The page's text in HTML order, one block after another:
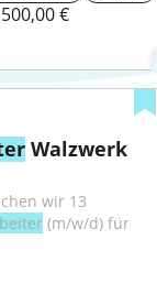
€
Walzwerk
wir 13
(m/w/d) für